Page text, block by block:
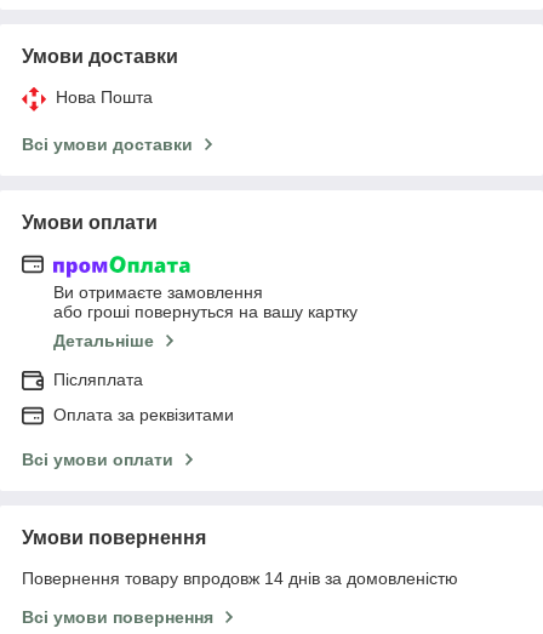
Умови доставки
Нова Пошта
Всі умови доставки
Умови оплати
Ви отримаєте замовлення
або гроші повернуться на вашу картку
Детальніше
Післяплата
Оплата за реквізитами
Всі умови оплати
Умови повернення
Повернення товару впродовж 14 днів за домовленістю
Всі умови повернення